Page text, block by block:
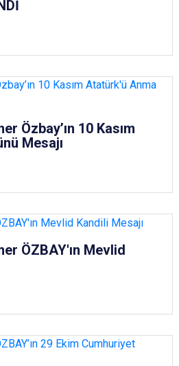
Özbay’ın 10 Kasım
Mesajı
ÖZBAY'ın Mevlid